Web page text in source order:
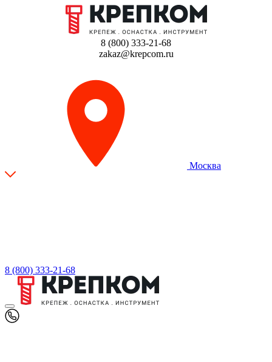
8 (800) 333-21-68
zakaz@krepcom.ru
Москва
8 (800) 333-21-68